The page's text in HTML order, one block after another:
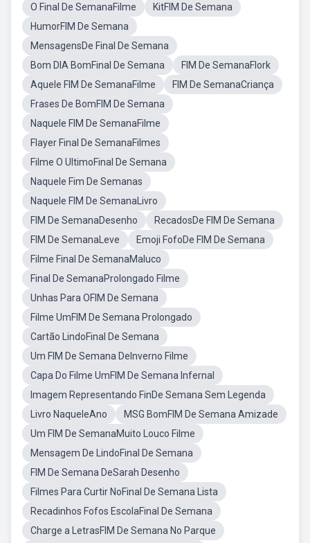
O Final De SemanaFilme
KitFIM De Semana
HumorFIM De Semana
MensagensDe Final De Semana
Bom DIA BomFinal De Semana
FIM De SemanaFlork
Aquele FIM De SemanaFilme
FIM De SemanaCriança
Frases De BomFIM De Semana
Naquele FIM De SemanaFilme
Flayer Final De SemanaFilmes
Filme O UltimoFinal De Semana
Naquele Fim De Semanas
Naquele FIM De SemanaLivro
FIM De SemanaDesenho
RecadosDe FIM De Semana
FIM De SemanaLeve
Emoji FofoDe FIM De Semana
Filme Final De SemanaMaluco
Final De SemanaProlongado Filme
Unhas Para OFIM De Semana
Filme UmFIM De Semana Prolongado
Cartão LindoFinal De Semana
Um FIM De Semana DeInverno Filme
Capa Do Filme UmFIM De Semana Infernal
Imagem Representando FinDe Semana Sem Legenda
Livro NaqueleAno
MSG BomFIM De Semana Amizade
Um FIM De SemanaMuito Louco Filme
Mensagem De LindoFinal De Semana
FIM De Semana DeSarah Desenho
Filmes Para Curtir NoFinal De Semana Lista
Recadinhos Fofos EscolaFinal De Semana
Charge a LetrasFIM De Semana No Parque